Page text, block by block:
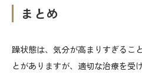
まとめ
躁状態は、気分が高まりすぎるこ
とがありますが、適切な治療を受